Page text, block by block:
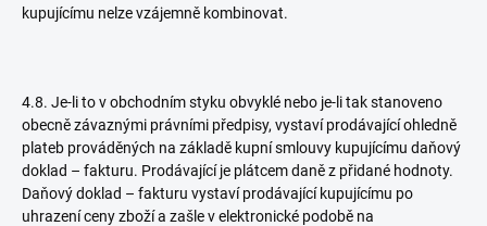
kupujícímu nelze vzájemně kombinovat.
4.8. Je-li to v obchodním styku obvyklé nebo je-li tak stanoveno
obecně závaznými právními předpisy, vystaví prodávající ohledně
plateb prováděných na základě kupní smlouvy kupujícímu daňový
doklad – fakturu. Prodávající je plátcem daně z přidané hodnoty.
Daňový doklad – fakturu vystaví prodávající kupujícímu po
uhrazení ceny zboží a zašle v elektronické podobě na